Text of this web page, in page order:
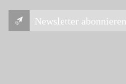
Newsletter abonnieren